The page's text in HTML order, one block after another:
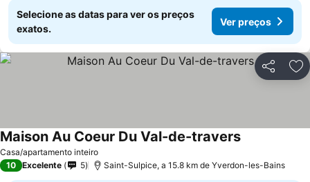
Selecione as datas para ver os preços
exatos.
Ver preços
Partilhar
Casa/apartamento inteiro
Maison Au Coeur Du Val-de-travers
10 Excelente 5 Saint-Sulpice, a 15.8 km de Yverdon-les-Bains